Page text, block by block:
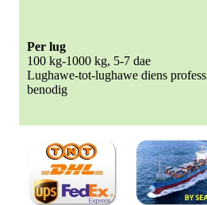
Per lug
100 kg-1000 kg, 5-7 dae
Lughawe-tot-lughawe diens
benodig